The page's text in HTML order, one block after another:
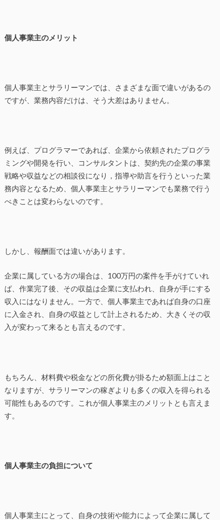
個人事業主のメリット
個人事業主とサラリーマンでは、さまざまな面で違いがあるの
ですが、業務内容だけは、そう大差はありません。
例えば、プログラマーであれば、企業から依頼されたプログラ
ミングや開発を行い、コンサルタントは、契約先の企業の事業
戦略や収益などの相談役になり，指導や助言を行うといった業
務内容となるため、個人事業主とサラリーマンでも業務で行う
べきことは変わらないのです。
しかし、報酬面では違いがあります。
企業に属している方の場合は、100万円の案件を手がけていれ
ば、作業完了後、その収益は企業に支払われ、自身が手にする
収入にはなりません。一方で、個人事業主であれば自身の口座
に入金され、自身の収益として計上されるため、大きくその収
入が変わって来るとも言えるのです。
もちろん、材料費や税金などの所化費が掛るため額面上はこと
なりますが、サラリーマンの稼ぎよりも多くの収入を得られる
可能性もあるのです。これが個人事業主のメリットとも言えま
す。
個人事業主の負担について
個人事業主にとって、自身の技術や能力によって企業に属して